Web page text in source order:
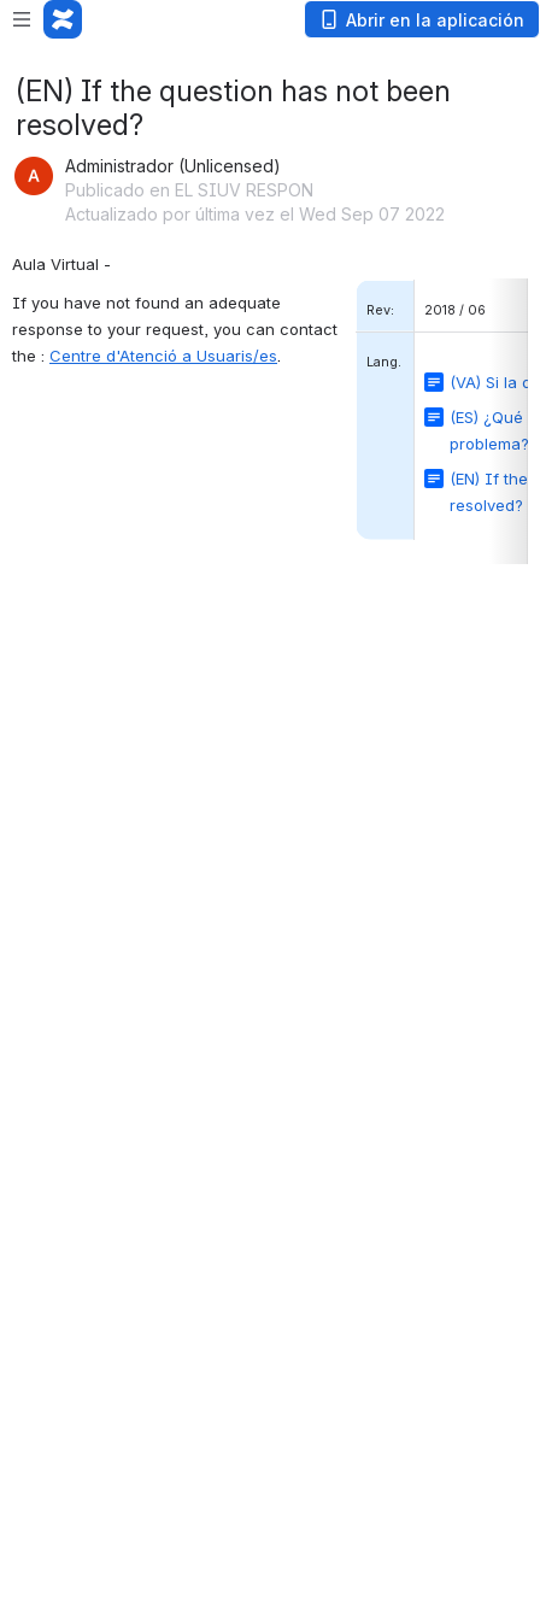
Abrir en la aplicación
(EN) If the question has not been
resolved?
Administrador (Unlicensed)
Publicado en EL SIUV RESPON
Actualizado por última vez el Wed Sep 07 2022
Aula Virtual -
If you have not found an adequate
response to your request, you can contact
the : Centre d'Atenció a Usuaris/es
Rev: 2018 / 06
Lang.
(VA) Si la
(ES) ¿Qué
problema?
(EN) If the
resolved?